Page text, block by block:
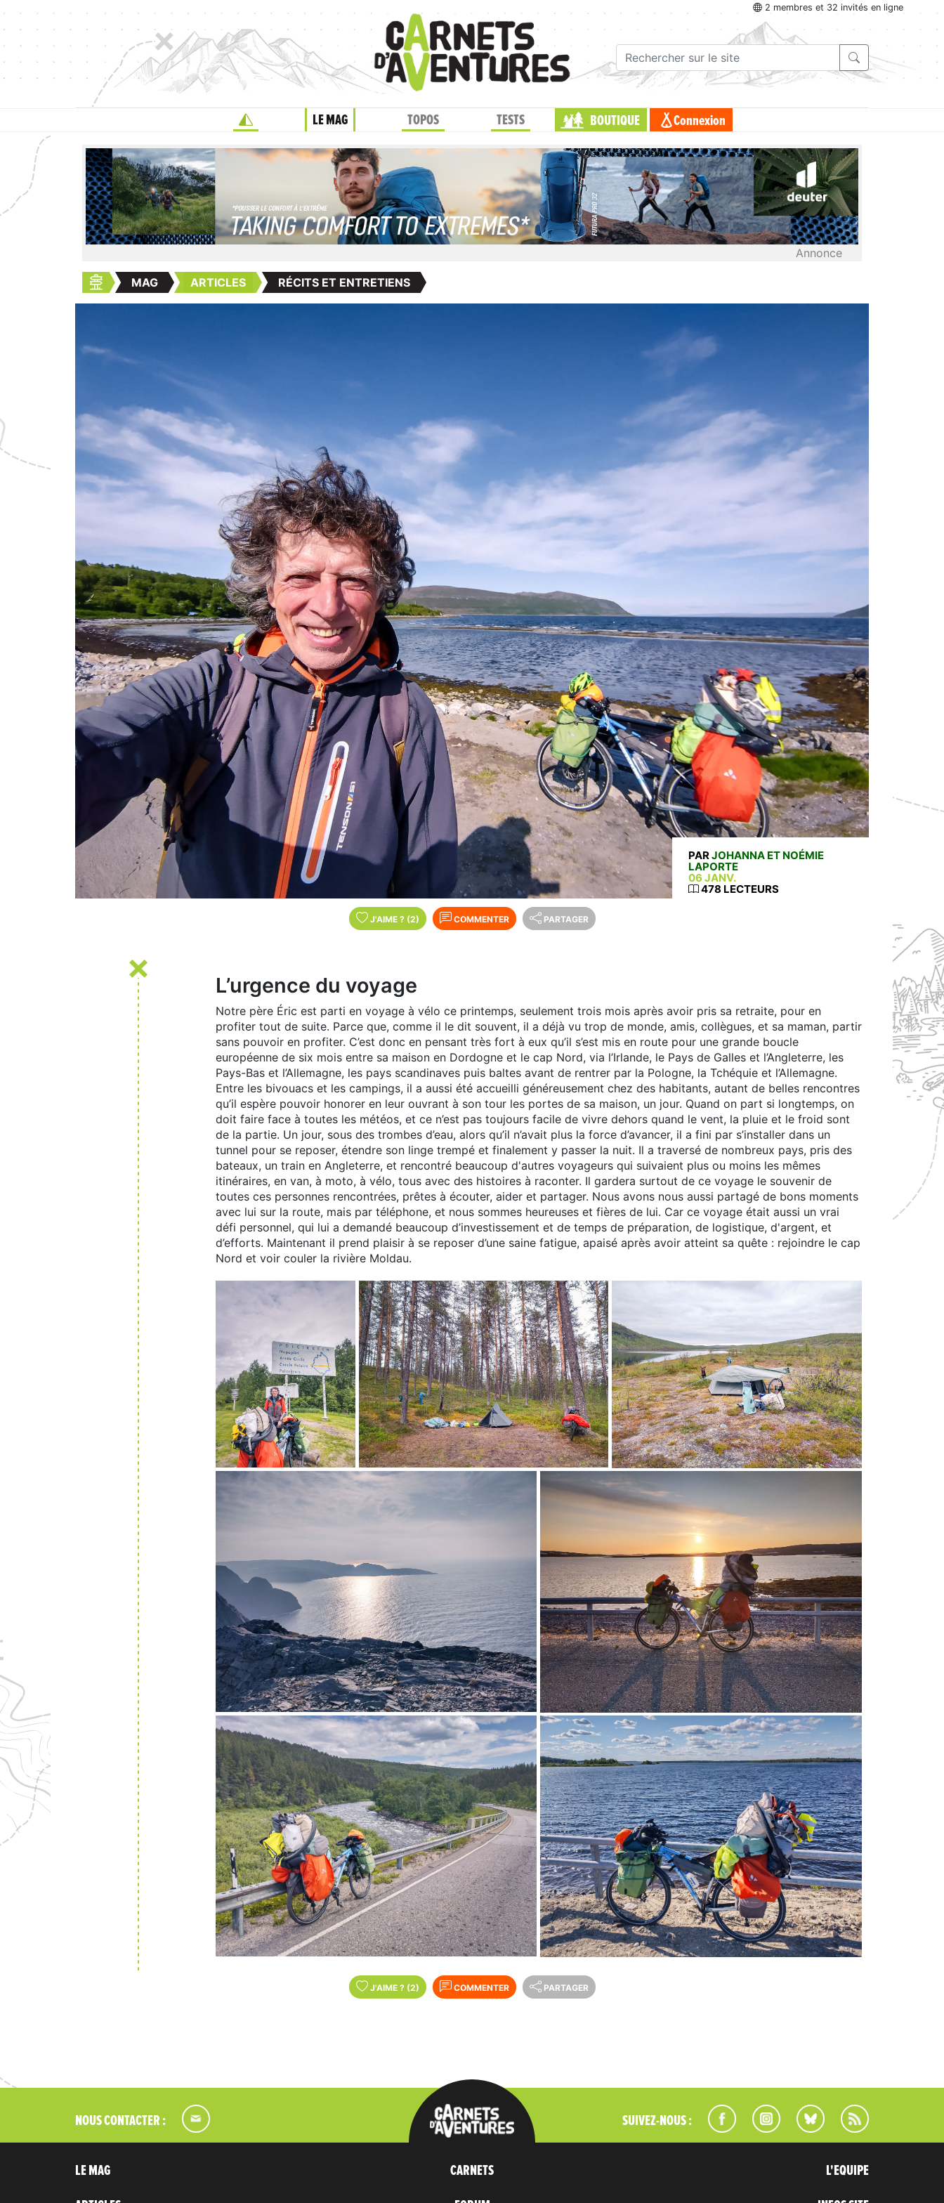
2 membres et 32 invités en ligne
LE MAG TOPOS TESTS BOUTIQUE Connexion
Annonce
MAG ARTICLES RÉCITS ET ENTRETIENS
PARJOHANNA ET NOÉMIE
LAPORTE
06 JANV.
478 LECTEURS
J'AIME ? (2) COMMENTER PARTAGER
L’urgence du voyage
Notre père Éric est parti en voyage à vélo ce printemps, seulement trois mois après avoir pris sa retraite, pour en
profiter tout de suite. Parce que, comme il le dit souvent, il a déjà vu trop de monde, amis, collègues, et sa maman, partir
sans pouvoir en profiter. C’est donc en pensant très fort à eux qu’il s’est mis en route pour une grande boucle
européenne de six mois entre sa maison en Dordogne et le cap Nord, via l’Irlande, le Pays de Galles et l’Angleterre, les
Pays-Bas et l’Allemagne, les pays scandinaves puis baltes avant de rentrer par la Pologne, la Tchéquie et l’Allemagne.
Entre les bivouacs et les campings, il a aussi été accueilli généreusement chez des habitants, autant de belles rencontres
qu’il espère pouvoir honorer en leur ouvrant à son tour les portes de sa maison, un jour. Quand on part si longtemps, on
doit faire face à toutes les météos, et ce n’est pas toujours facile de vivre dehors quand le vent, la pluie et le froid sont
de la partie. Un jour, sous des trombes d’eau, alors qu’il n’avait plus la force d’avancer, il a fini par s’installer dans un
tunnel pour se reposer, étendre son linge trempé et finalement y passer la nuit. Il a traversé de nombreux pays, pris des
bateaux, un train en Angleterre, et rencontré beaucoup d'autres voyageurs qui suivaient plus ou moins les mêmes
itinéraires, en van, à moto, à vélo, tous avec des histoires à raconter. Il gardera surtout de ce voyage le souvenir de
toutes ces personnes rencontrées, prêtes à écouter, aider et partager. Nous avons nous aussi partagé de bons moments
avec lui sur la route, mais par téléphone, et nous sommes heureuses et fières de lui. Car ce voyage était aussi un vrai
défi personnel, qui lui a demandé beaucoup d’investissement et de temps de préparation, de logistique, d'argent, et
d’efforts. Maintenant il prend plaisir à se reposer d’une saine fatigue, apaisé après avoir atteint sa quête : rejoindre le cap
Nord et voir couler la rivière Moldau.
J'AIME ? (2) COMMENTER PARTAGER
NOUS CONTACTER : SUIVEZ-NOUS :
LE MAG CARNETS L'EQUIPE